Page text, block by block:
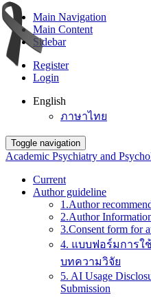
Main Navigation
Main Content
Sidebar
Register
Login
English
ภาษาไทย
Toggle navigation
Academic Psychiatry and
Current
Author guideline
1.Author
2.Author
3.Consent form for
4. แบบฟอร์มการ
บทความวิจัย
5. AI Usage
Submission